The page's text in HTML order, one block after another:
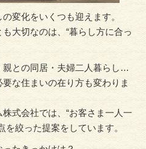
変化をいくつも迎えます。
大切なのは、“暮らし方に合っ
との同居・夫婦二人暮らし…
な住まいの在り方も変わりま
式会社では、“お客さま一人一
を絞った提案をしています。